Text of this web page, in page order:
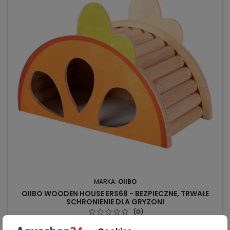
MARKA: OIIBO
OIIBO WOODEN HOUSE ERS68 - BEZPIECZNE, TRWAŁE
SCHRONIENIE DLA GRYZONI
(0)
OiiBO Wooden House ERS68 - domek dla gryzoni: 100%